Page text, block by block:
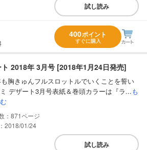
試し読み
400ポイント
すぐに購入
2018年 3月号 [2018年1月24日発売]
胸きゅんフルスロットルでいくことを誓い
デザート3月号表紙＆巻頭カラーは『ラ...も
871
2018/01/24
試し読み